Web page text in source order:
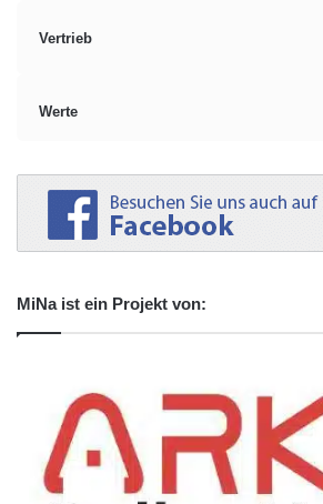
Vertrieb
Werte
MiNa ist ein Projekt von: